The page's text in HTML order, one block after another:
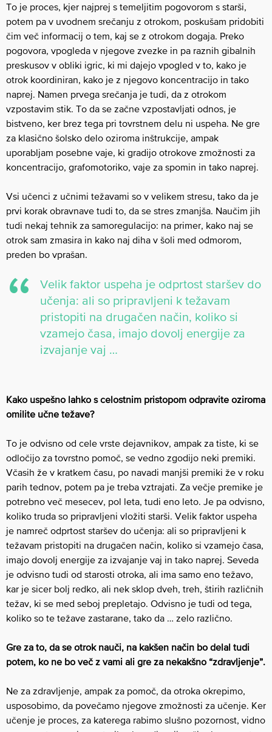
To je proces, kjer najprej s temeljitim pogovorom s starši,
potem pa v uvodnem srečanju z otrokom, poskušam pridobiti
čim več informacij o tem, kaj se z otrokom dogaja. Preko
pogovora, vpogleda v njegove zvezke in pa raznih gibalnih
preskusov v obliki igric, ki mi dajejo vpogled v to, kako je
otrok koordiniran, kako je z njegovo koncentracijo in tako
naprej. Namen prvega srečanja je tudi, da z otrokom
vzpostavim stik. To da se začne vzpostavljati odnos, je
bistveno, ker brez tega pri tovrstnem delu ni uspeha. Ne gre
za klasično šolsko delo oziroma inštrukcije, ampak
uporabljam posebne vaje, ki gradijo otrokove zmožnosti za
koncentracijo, grafomotoriko, vaje za spomin in tako naprej.
Vsi učenci z učnimi težavami so v velikem stresu, tako da je
prvi korak obravnave tudi to, da se stres zmanjša. Naučim jih
tudi nekaj tehnik za samoregulacijo: na primer, kako naj se
otrok sam zmasira in kako naj diha v šoli med odmorom,
preden bo vprašan.
Velik faktor uspeha je odprtost staršev do
učenja: ali so pripravljeni k težavam
pristopiti na drugačen način, koliko si
vzamejo časa, imajo dovolj energije za
izvajanje vaj …
Kako uspešno lahko s celostnim pristopom odpravite oziroma
omilite učne težave?
To je odvisno od cele vrste dejavnikov, ampak za tiste, ki se
odločijo za tovrstno pomoč, se vedno zgodijo neki premiki.
Včasih že v kratkem času, po navadi manjši premiki že v roku
parih tednov, potem pa je treba vztrajati. Za večje premike je
potrebno več mesecev, pol leta, tudi eno leto. Je pa odvisno,
koliko truda so pripravljeni vložiti starši. Velik faktor uspeha
je namreč odprtost staršev do učenja: ali so pripravljeni k
težavam pristopiti na drugačen način, koliko si vzamejo časa,
imajo dovolj energije za izvajanje vaj in tako naprej. Seveda
je odvisno tudi od starosti otroka, ali ima samo eno težavo,
kar je sicer bolj redko, ali nek sklop dveh, treh, štirih različnih
težav, ki se med seboj prepletajo. Odvisno je tudi od tega,
koliko so te težave zastarane, tako da … zelo različno.
Gre za to, da se otrok nauči, na kakšen način bo delal tudi
potem, ko ne bo več z vami ali gre za nekakšno “zdravljenje”.
Ne za zdravljenje, ampak za pomoč, da otroka okrepimo,
usposobimo, da povečamo njegove zmožnosti za učenje. Ker
učenje je proces, za katerega rabimo slušno pozornost, vidno